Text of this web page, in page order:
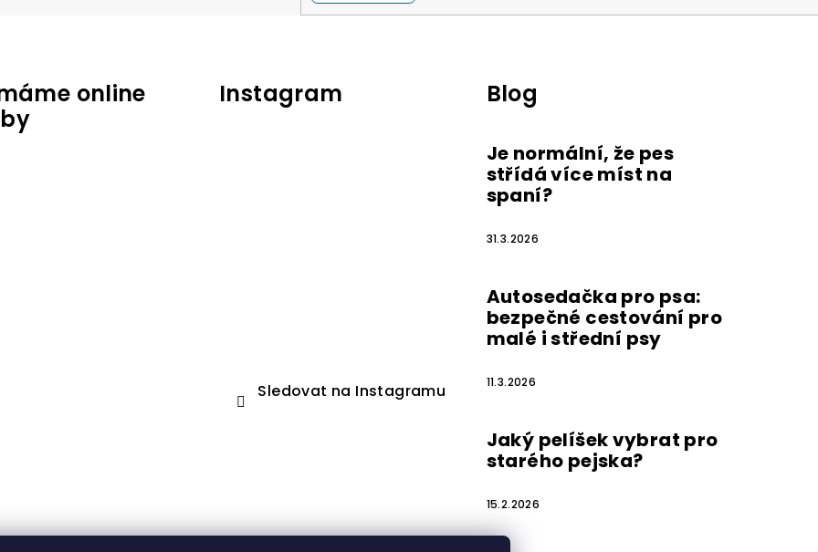
online
Instagram
Sledovat na Instagramu
Blog
Je normální, že pes
střídá více míst na
spaní?
31.3.2026
Autosedačka pro psa:
bezpečné cestování pro
malé i střední psy
11.3.2026
Jaký pelíšek vybrat pro
starého pejska?
15.2.2026